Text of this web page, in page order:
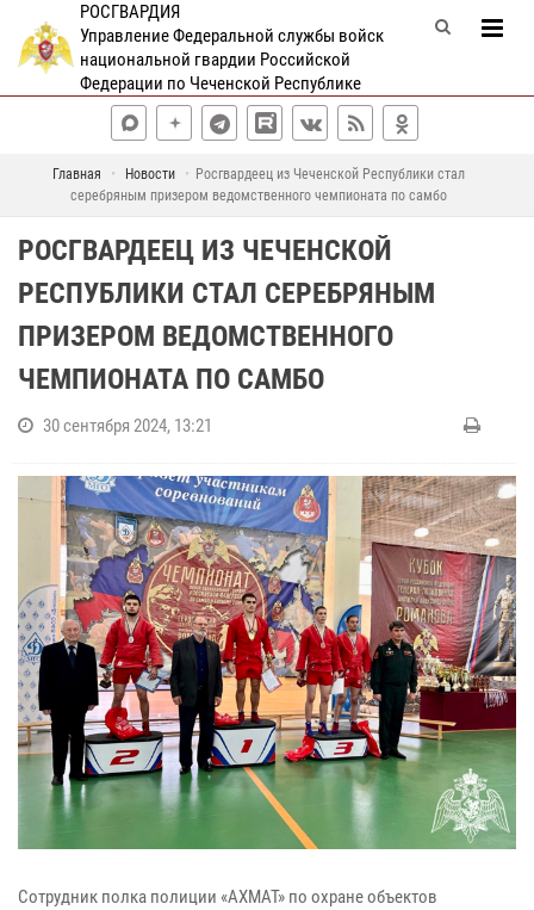
РОСГВАРДИЯ
Управление Федеральной службы войск
национальной гвардии Российской
Федерации по Чеченской Республике
Главная Новости
Росгвардеец из Чеченской Республики стал
серебряным призером ведомственного чемпионата по самбо
РОСГВАРДЕЕЦ ИЗ ЧЕЧЕНСКОЙ
РЕСПУБЛИКИ СТАЛ СЕРЕБРЯНЫМ
ПРИЗЕРОМ ВЕДОМСТВЕННОГО
ЧЕМПИОНАТА ПО САМБО
30 сентября 2024, 13:21
Сотрудник полка полиции «АХМАТ» по охране объектов